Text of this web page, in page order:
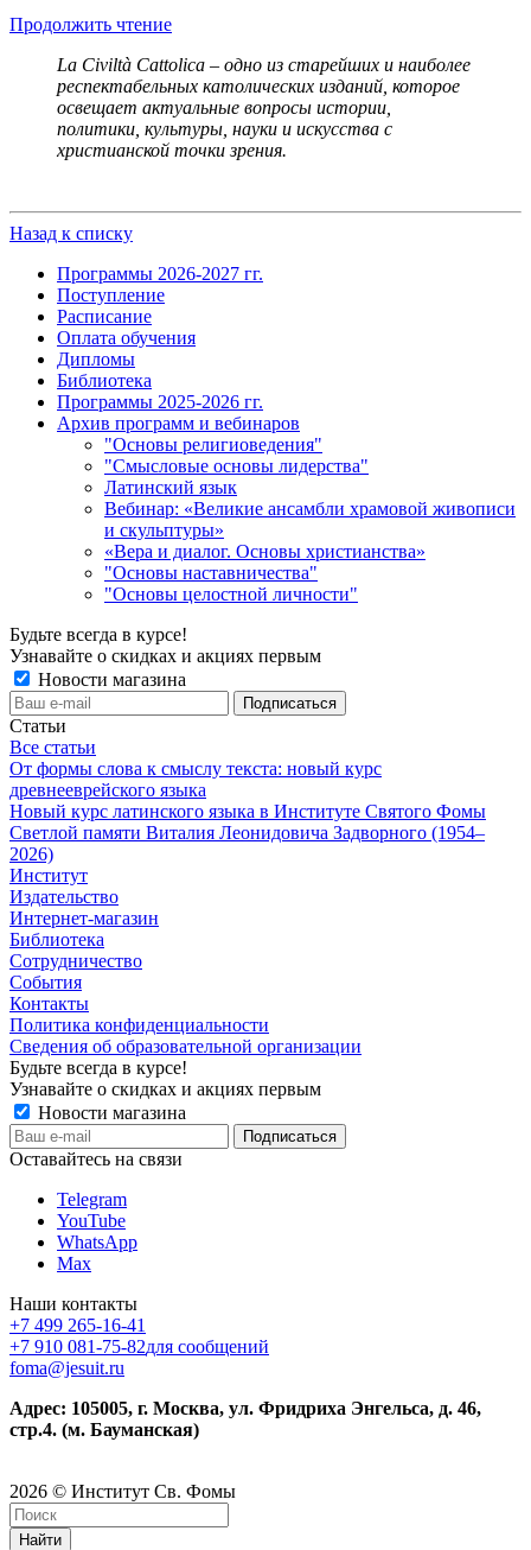
Продолжить чтение
La Civiltà Cattolica – одно из старейших и наиболее
респектабельных католических изданий, которое
освещает актуальные вопросы истории,
политики, культуры, науки и искусства с
христианской точки зрения.
Назад к списку
Программы 2026-2027 гг.
Поступление
Расписание
Оплата обучения
Дипломы
Библиотека
Программы 2025-2026 гг.
Архив программ и вебинаров
"Основы религиоведения"
"Смысловые основы лидерства"
Латинский язык
Вебинар: «Великие ансамбли храмовой живописи
и скульптуры»
«Вера и диалог. Основы христианства»
"Основы наставничества"
"Основы целостной личности"
Будьте всегда в курсе!
Узнавайте о скидках и акциях первым
Новости магазина
Статьи
Все статьи
От формы слова к смыслу текста: новый курс
древнееврейского языка
Новый курс латинского языка в Институте Святого Фомы
Светлой памяти Виталия Леонидовича Задворного (1954–
2026)
Институт
Издательство
Интернет-магазин
Библиотека
Сотрудничество
События
Контакты
Политика конфиденциальности
Сведения об образовательной организации
Будьте всегда в курсе!
Узнавайте о скидках и акциях первым
Новости магазина
Оставайтесь на связи
Telegram
YouTube
WhatsApp
Max
Наши контакты
+7 499 265-16-41
+7 910 081-75-82для сообщений
foma@jesuit.ru
Адрес: 105005, г. Москва, ул. Фридриха Энгельса, д. 46,
стр.4. (м. Бауманская)
2026 © Институт Св. Фомы
Найти